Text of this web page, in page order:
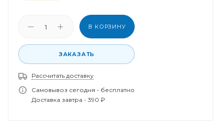
В КОРЗИНУ
ЗАКАЗАТЬ
Рассчитать доставку
Самовывоз сегодня - бесплатно
Доставка завтра - 390 ₽
Спасибо за заказ!
В ближайшее время наш менеджер свяжется с